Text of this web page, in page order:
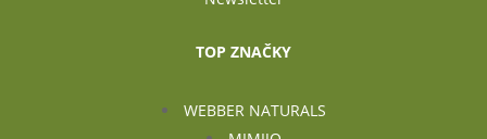
TOP ZNAČKY
WEBBER NATURALS